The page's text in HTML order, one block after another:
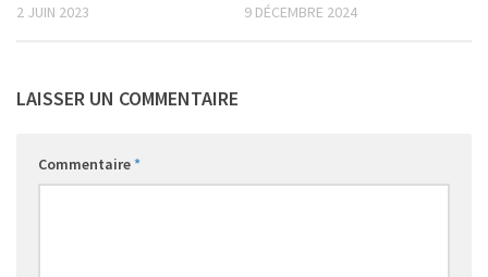
2 JUIN 2023 9 DÉCEMBRE 2024
LAISSER UN COMMENTAIRE
Commentaire*